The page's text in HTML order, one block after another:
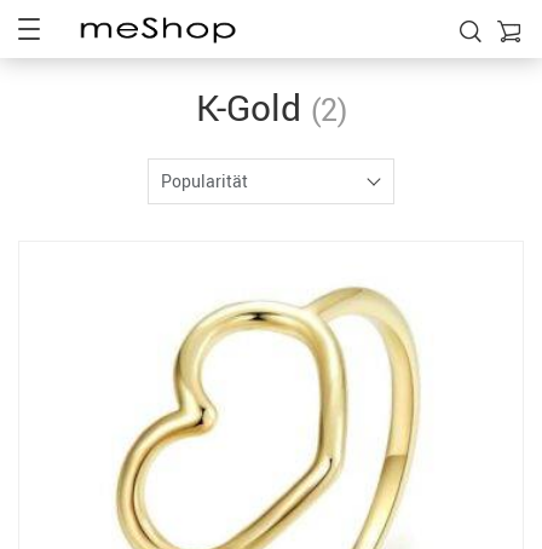
K-Gold (2)
Popularität